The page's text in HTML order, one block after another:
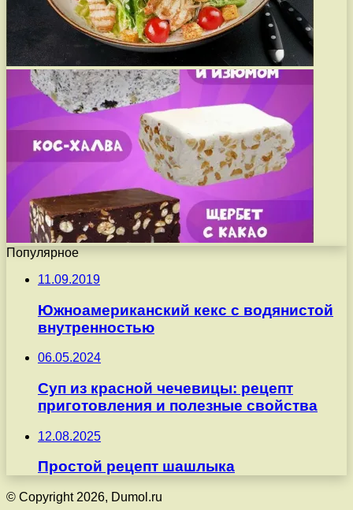
Популярное
11.09.2019
Южноамериканский кекс с водянистой
внутренностью
06.05.2024
Суп из красной чечевицы: рецепт
приготовления и полезные свойства
12.08.2025
Простой рецепт шашлыка
© Copyright 2026, Dumol.ru